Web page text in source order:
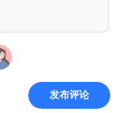
发布评论